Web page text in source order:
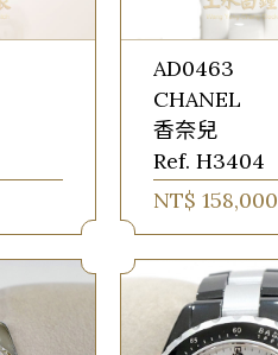
AD0463
CHANEL
香奈兒
Ref. H3404
NT$ 158,000